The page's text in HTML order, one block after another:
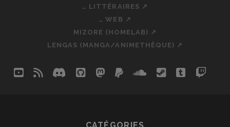
… LITTÉRAIRES ↗
… WEB ↗
MIZORE (HOMELAB) ↗
LENGAS (MANGA/ANIMETHÈQUE) ↗
youtube
rss discord
githubmastodon
paypalsoundcloud
steamtumblr